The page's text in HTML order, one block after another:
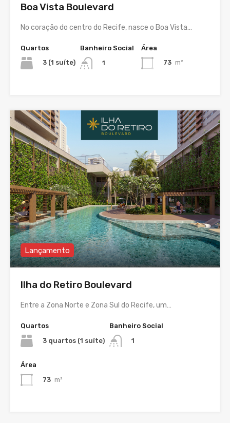
Boa Vista Boulevard
No coração do centro do Recife, nasce o Boa Vista…
Quartos
3 (1 suíte)
Banheiro Social
1
Área
73 m²
Lançamento
Ilha do Retiro Boulevard
Entre a Zona Norte e Zona Sul do Recife, um…
Quartos
3 quartos (1 suíte)
Banheiro Social
1
Área
73 m²